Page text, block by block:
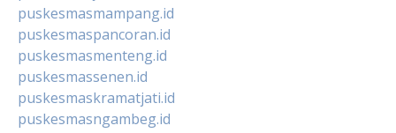
puskesmasmampang.id
puskesmaspancoran.id
puskesmasmenteng.id
puskesmassenen.id
puskesmaskramatjati.id
puskesmasngambeg.id